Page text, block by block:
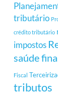
tributário
crédito tributário
impostos
saúde
Fiscal
tributos